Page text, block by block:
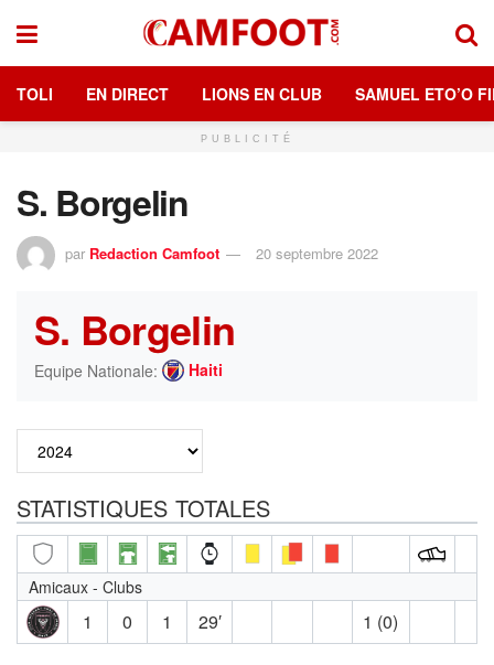
TOLI EN DIRECT LIONS EN CLUB SAMUEL ETO’O
PUBLICITÉ
S. Borgelin
par Redaction Camfoot 20 septembre 2022
S. Borgelin
Equipe Nationale: Haiti
STATISTIQUES TOTALES
Amicaux - Clubs
1 0 1 29′ 1 (0)